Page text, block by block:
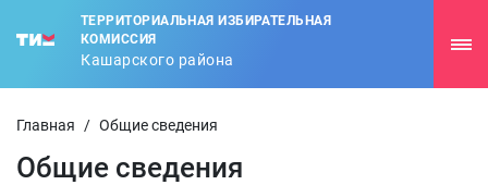
ТЕРРИТОРИАЛЬНАЯ ИЗБИРАТЕЛЬНАЯ
КОМИССИЯ
Кашарского района
Главная / Общие сведения
Общие сведения